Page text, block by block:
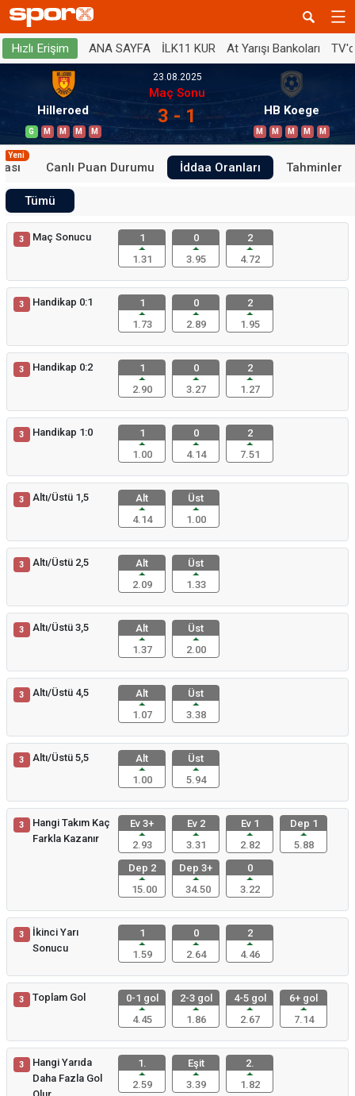
Hızlı Erişim ANA SAYFA İLK11 KUR At Yarışı Bankoları
Hilleroed
G M M M M
23.08.2025
Maç Sonu
3 - 1 HB Koege
M M M M M
Yeni
Canlı Puan Durumu İddaa Oranları Tahminler
Tümü
3 Maç Sonucu
1
1.31
0
3.95
2
4.72
3 Handikap 0:1
1
1.73
0
2.89
2
1.95
3 Handikap 0:2
1
2.90
0
3.27
2
1.27
3 Handikap 1:0
1
1.00
0
4.14
2
7.51
3 Altı/Üstü 1,5
Alt
4.14
Üst
1.00
3 Altı/Üstü 2,5
Alt
2.09
Üst
1.33
3 Altı/Üstü 3,5
Alt
1.37
Üst
2.00
3 Altı/Üstü 4,5
Alt
1.07
Üst
3.38
3 Altı/Üstü 5,5
Alt
1.00
Üst
5.94
3
Hangi Takım Kaç
Farkla Kazanır
Ev 3+
2.93
Ev 2
3.31
Ev 1
2.82
Dep 1
5.88
Dep 2
15.00
Dep 3+
34.50
0
3.22
3
İkinci Yarı
Sonucu
1
1.59
0
2.64
2
4.46
3 Toplam Gol
0-1 gol
4.45
2-3 gol
1.86
4-5 gol
2.67
6+ gol
7.14
3
Hangi Yarıda
Daha Fazla Gol
1.
2.59
Eşit
3.39
2.
1.82